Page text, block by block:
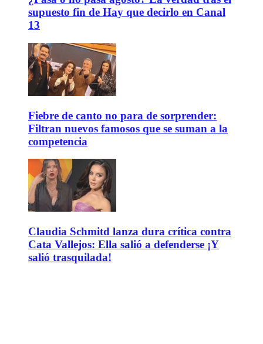
supuesto fin de Hay que decirlo en Canal
13
Fiebre de canto no para de sorprender:
Filtran nuevos famosos que se suman a la
competencia
Claudia Schmitd lanza dura crítica contra
Cata Vallejos: Ella salió a defenderse ¡Y
salió trasquilada!